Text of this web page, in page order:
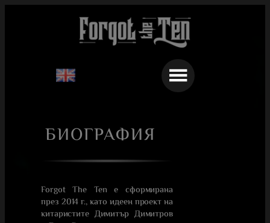
БИОГРАФИЯ
Forgot The Ten е сформирана
през 2014 г., като идеен проект на
китаристите Димитър Димитров